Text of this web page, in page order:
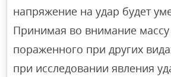
напряжение на удар будет
Принимая во внимание массу
пораженного при других
при исследовании явления